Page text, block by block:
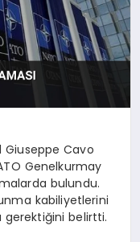
Giuseppe Cavo
Genelkurmay
bulundu.
kabiliyetlerini
gerektiğini belirtti.